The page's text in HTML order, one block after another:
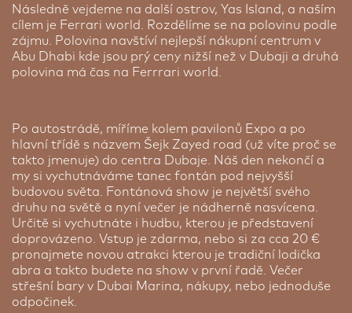
Následně vejdeme na další ostrov, Yas Island, a naším
cílem je Ferrari world. Rozdělíme se na polovinu podle
zájmu. Polovina navštíví nejlepší nákupní centrum v
Abu Dhabi kde jsou prý ceny nižší než v Dubaji a druhá
polovina má čas na Ferrrari world.
Po autostrádě, míříme kolem pavilonů Expo a po
hlavní třídě s názvem Šejk Zayed road (už víte proč se
takto jmenuje) do centra Dubaje. Náš den nekončí a
my si vychutnáváme tanec fontán pod nejvyšší
budovou světa. Fontánová show je největší svého
druhu na světě a nyní večer je nádherně nasvícena.
Určitě si vychutnáte i hudbu, kterou je představení
doprovázeno. Vstup je zdarma, nebo si za cca 20 €
pronajmete novou atrakci kterou je tradiční lodička
abra a takto budete na show v první řadě. Večer
střešní bary v Dubai Marina, nákupy, nebo jednoduše
odpočinek.